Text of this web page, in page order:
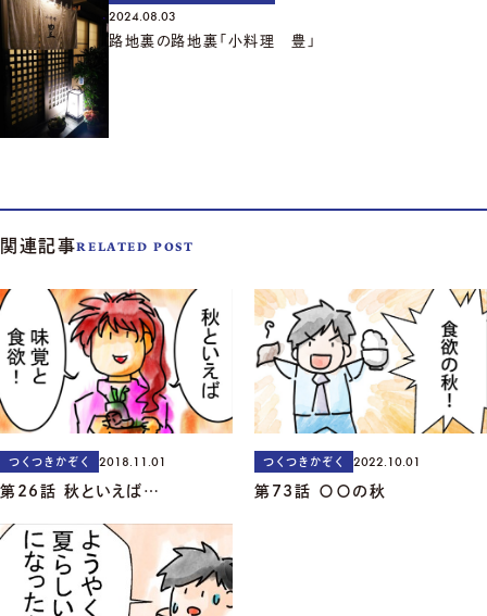
2024.08.03
路地裏の路地裏「小料理 豊」
関連記事RELATED POST
つくつきかぞく 2018.11.01
第26話 秋といえば…
つくつきかぞく 2022.10.01
第73話 〇〇の秋